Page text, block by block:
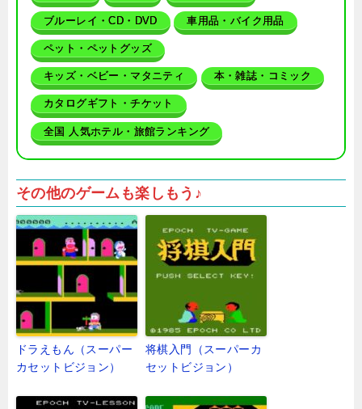
ブルーレイ・CD・DVD 車用品・バイク用品
ペット・ペットグッズ
キッズ・ベビー・マタニティ 本・雑誌・コミック
カタログギフト・チケット
全国 人気ホテル・旅館ランキング
その他のゲームも楽しもう♪
ドラえもん（スーパー
カセットビジョン）
将棋入門（スーパーカ
セットビジョン）